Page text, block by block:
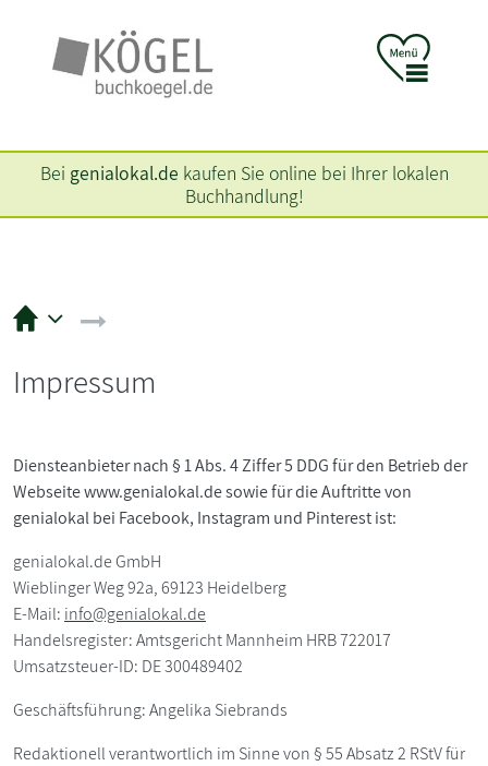
Bei genialokal.de kaufen Sie online bei Ihrer lokalen
Buchhandlung!
Impressum
Diensteanbieter nach § 1 Abs. 4 Ziffer 5 DDG für den Betrieb der
Webseite www.genialokal.de sowie für die Auftritte von
genialokal bei Facebook, Instagram und Pinterest ist:
genialokal.de GmbH
Wieblinger Weg 92a, 69123 Heidelberg
E-Mail: info@genialokal.de
Handelsregister: Amtsgericht Mannheim HRB 722017
Umsatzsteuer-ID: DE 300489402
Geschäftsführung: Angelika Siebrands
Redaktionell verantwortlich im Sinne von § 55 Absatz 2 RStV für